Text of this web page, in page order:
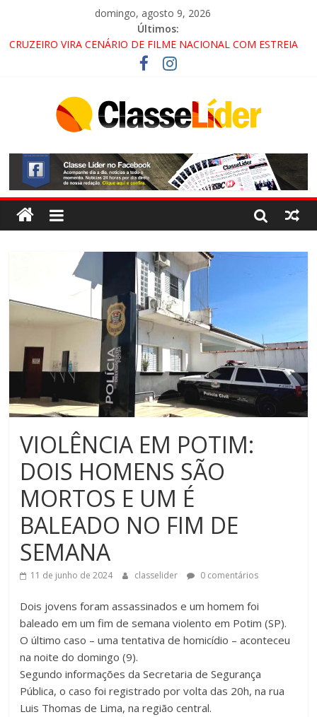
domingo, agosto 9, 2026
Últimos:
CRUZEIRO VIRA CENÁRIO DE FILME NACIONAL COM ESTREIA
PROMOTOR DO GAECO
ACESSO À APARECIDA NA DUTRA SERÁ BLOQUEADO NO FIM
ALTERNATIVAS
LORENA, PINDAMONHANGABA E QUELUZ NA RETA FINAL
PELA FÁBRICA DA COCA-COLA!
VIOLÊNCIA EM POTIM:
DOIS HOMENS SÃO
MORTOS E UM É
BALEADO NO FIM DE
SEMANA
11 de junho de 2024 classelider 0 comentários
Dois jovens foram assassinados e um homem foi
baleado em um fim de semana violento em Potim (SP).
O último caso – uma tentativa de homicídio – aconteceu
na noite do domingo (9).
Segundo informações da Secretaria de Segurança
Pública, o caso foi registrado por volta das 20h, na rua
Luis Thomas de Lima, na região central.